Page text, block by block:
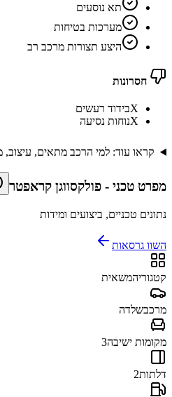
תא נוסעים
מערכות בטיחות
היצע תצורות מרכב רב
חסרונות
Xבידוד רעשים
Xנוחות נסיעה
קראו עוד: למי הרכב מתאים, עיצוב,
מפרט טכני - פולקסווגן קראפטר
נתונים טכניים, ביצועים ומידות
השוו גרסאות
קטגוריהמשאית
מרכבשלדה
מקומות ישיבה3
דלתות2